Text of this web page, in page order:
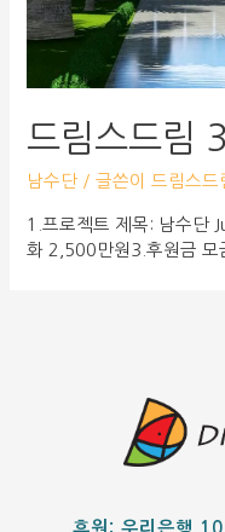
드림스드림
남수단/ 글쓴이드림스
1.프로젝트 제목: 남수단
화 2,500만원3.후원금 모
후원: 우리은행